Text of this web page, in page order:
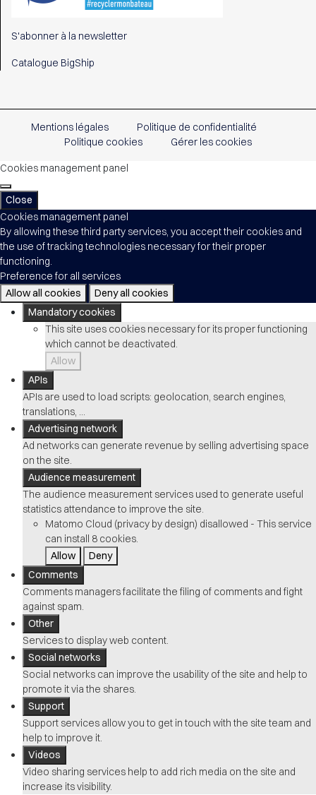
S'abonner à la newsletter
Catalogue BigShip
Mentions légales
Politique de confidentialité
Politique cookies
Gérer les cookies
Cookies management panel
Close
Cookies management panel
By allowing these third party services, you accept their cookies and
the use of tracking technologies necessary for their proper
functioning.
Preference for all services
Allow all cookies
Deny all cookies
Mandatory cookies
This site uses cookies necessary for its proper functioning
which cannot be deactivated.
Allow
APIs
APIs are used to load scripts: geolocation, search engines,
translations, ...
Advertising network
Ad networks can generate revenue by selling advertising space
on the site.
Audience measurement
The audience measurement services used to generate useful
statistics attendance to improve the site.
Matomo Cloud (privacy by design) disallowed - This service
can install 8 cookies.
Allow
Deny
Comments
Comments managers facilitate the filing of comments and fight
against spam.
Other
Services to display web content.
Social networks
Social networks can improve the usability of the site and help to
promote it via the shares.
Support
Support services allow you to get in touch with the site team and
help to improve it.
Videos
Video sharing services help to add rich media on the site and
increase its visibility.